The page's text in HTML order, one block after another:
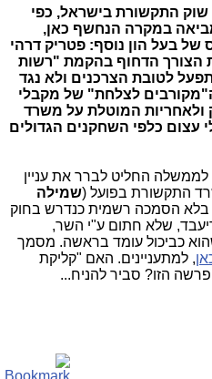
שוק התקשורת בישראל, כפי
במקרה הנחשף כאן,
בעל הון נוסף: פטריק דרהי
הצורך הדחוף בהקמת "רשות
לטובת הצרכנים ולא נגד
לצלחת" של מקבלי
ולאחריות המוטלת על משרד
עצום כלפי השחקנים הגדולים
לממשלה החליט לברר את עניין
התקשורת בפועל (שמילה
בלא הסמכה רשמית כנדרש בחוק
שלא חתום ע"י השר,
כביכול עומד בראשה. מסמך
, למתעניינים. האם "קליקת
הזו? סביר להניח...